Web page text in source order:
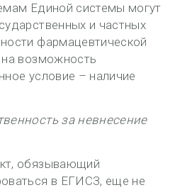
Единой системы могут
и частных
фармацевтической
на возможность
условие – наличие
за невнесение
обязывающий
в ЕГИСЗ, еще не